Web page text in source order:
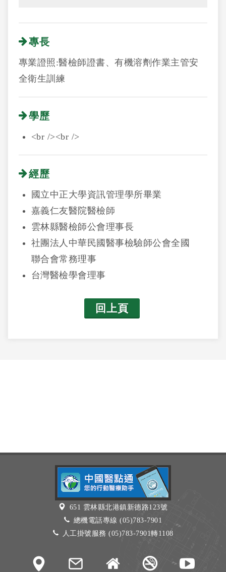
專長
專業證照:醫檢師證書、有機溶劑作業主管安
全衛生訓練
學歷
<br /><br />
經歷
國立中正大學資訊管理學所畢業
嘉義仁友醫院醫檢師
雲林縣醫檢師公會理事長
社團法人中華民國醫事檢驗師公會全國
聯合會常務理事
台灣醫檢學會理事
回上頁
651 雲林縣北港鎮新德路123號
總機電話專線 (05)783-7901
人工掛號服務 (05)783-7901轉1108